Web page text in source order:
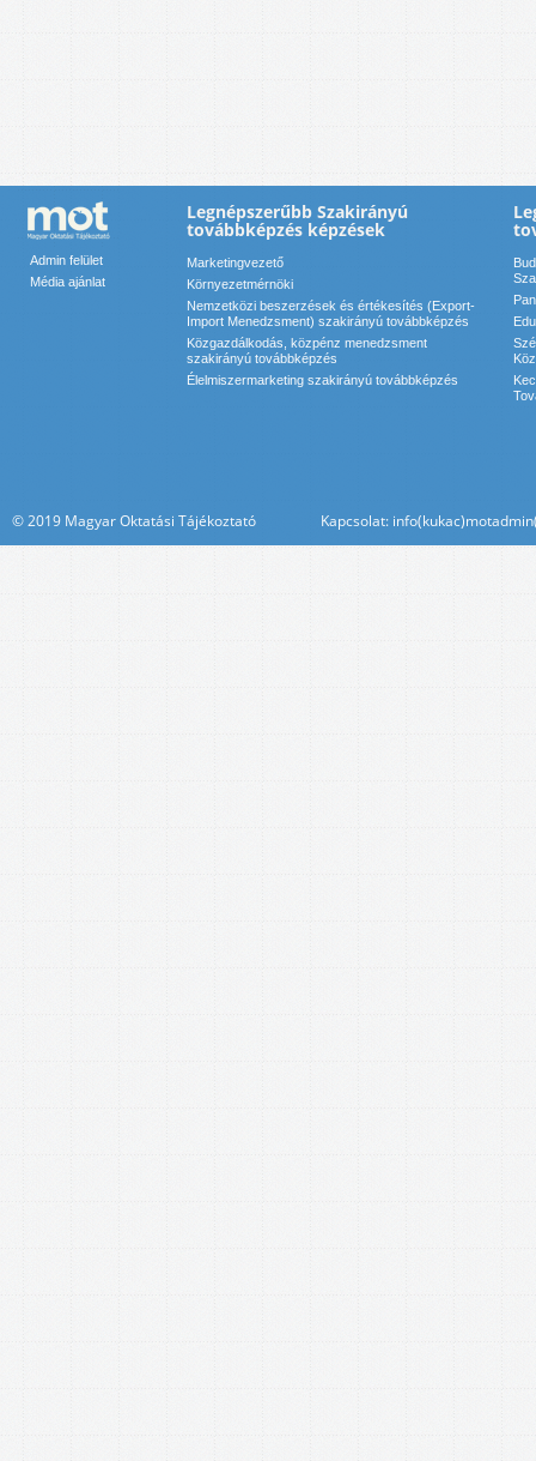
Admin felület
Média ajánlat
Legnépszerűbb Szakirányú
továbbképzés képzések
Marketingvezető
Környezetmérnöki
Nemzetközi beszerzések és értékesítés (Export-
Import Menedzsment) szakirányú továbbképzés
Közgazdálkodás, közpénz menedzsment
szakirányú továbbképzés
Élelmiszermarketing szakirányú továbbképzés
© 2019 Magyar Oktatási Tájékoztató Kapcsolat: